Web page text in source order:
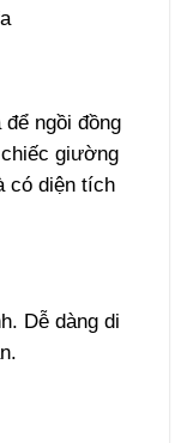
ngồi đồng
giường
có diện tích
Dễ dàng di